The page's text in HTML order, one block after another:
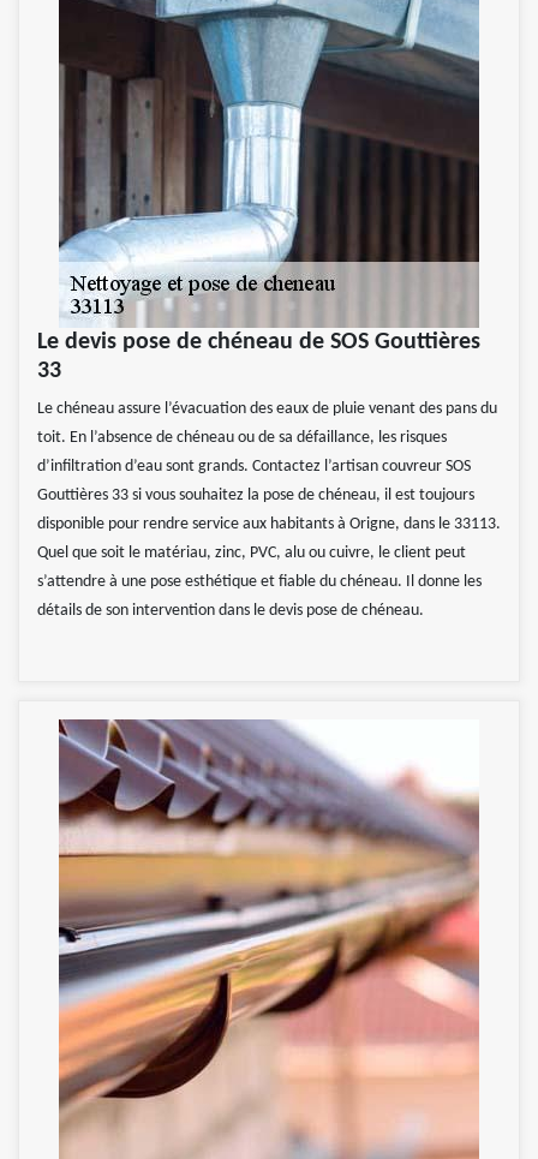
Le devis pose de chéneau de SOS Gouttières
33
Le chéneau assure l’évacuation des eaux de pluie venant des pans du
toit. En l’absence de chéneau ou de sa défaillance, les risques
d’infiltration d’eau sont grands. Contactez l’artisan couvreur SOS
Gouttières 33 si vous souhaitez la pose de chéneau, il est toujours
disponible pour rendre service aux habitants à Origne, dans le 33113.
Quel que soit le matériau, zinc, PVC, alu ou cuivre, le client peut
s’attendre à une pose esthétique et fiable du chéneau. Il donne les
détails de son intervention dans le devis pose de chéneau.